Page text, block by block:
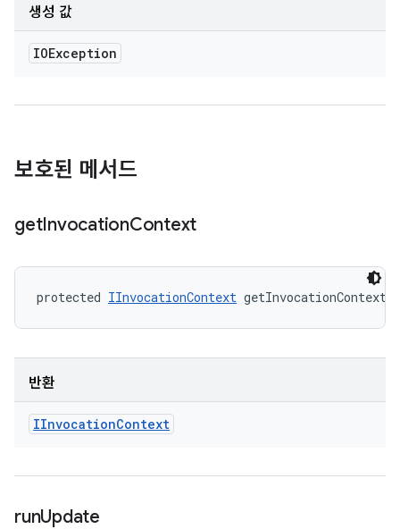
생성 값
IOException
보호된 메서드
getInvocationContext
protected IInvocationContext getInvocationContext
반환
IInvocationContext
runUpdate